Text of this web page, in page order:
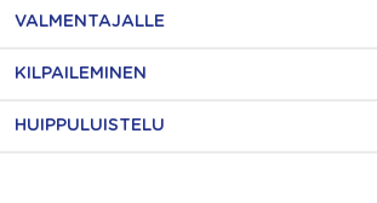
VALMENTAJALLE
KILPAILEMINEN
HUIPPULUISTELU